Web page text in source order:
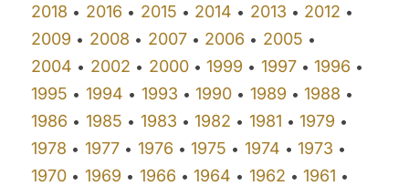
2018 • 2016 • 2015 • 2014 • 2013 • 2012 •
2009 • 2008 • 2007• 2006 • 2005 •
2004 • 2002 • 2000• 1999 • 1997• 1996 •
1995 • 1994 • 1993 • 1990 • 1989 • 1988 •
1986 • 1985 • 1983 • 1982 • 1981 • 1979 •
1978 • 1977• 1976 • 1975 • 1974 • 1973 •
1970 • 1969 • 1966 • 1964 • 1962 • 1961 •